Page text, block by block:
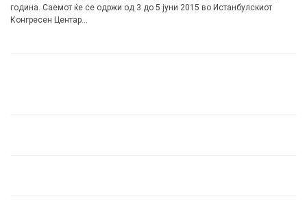
година. Саемот ќе се одржи од 3 до 5 јуни 2015 во Истанбулскиот
Конгресен Центар…